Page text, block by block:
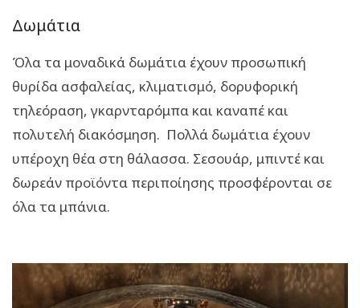
Δωμάτια
Όλα τα μοναδικά δωμάτια έχουν προσωπική
θυρίδα ασφαλείας, κλιματισμό, δορυφορική
τηλεόραση, γκαρνταρόμπα και καναπέ και
πολυτελή διακόσμηση. Πολλά δωμάτια έχουν
υπέροχη θέα στη θάλασσα. Σεσουάρ, μπιντέ και
δωρεάν προϊόντα περιποίησης προσφέρονται σε
όλα τα μπάνια.